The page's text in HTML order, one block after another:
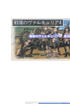
戦場のヴァルキュリア4